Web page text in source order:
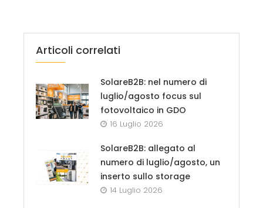
Articoli correlati
SolareB2B: nel numero di
luglio/agosto focus sul
fotovoltaico in GDO
16 Luglio 2026
SolareB2B: allegato al
numero di luglio/agosto, un
inserto sullo storage
14 Luglio 2026